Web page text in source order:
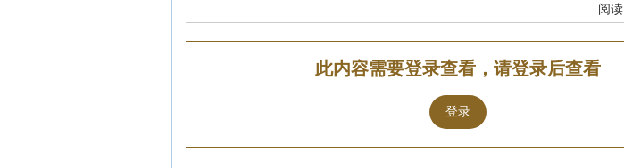
阅读
此内容需要登录查看，请登录后查看
登录